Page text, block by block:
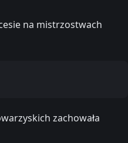
na mistrzostwach
zachowała